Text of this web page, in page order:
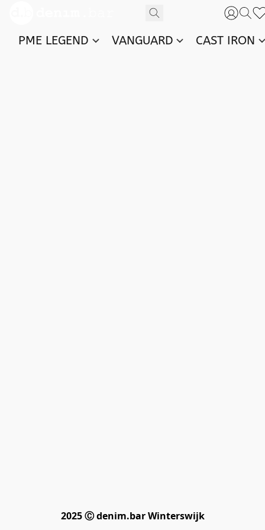
PME LEGEND VANGUARD CAST IRON
2025 Ⓒ denim.bar Winterswijk